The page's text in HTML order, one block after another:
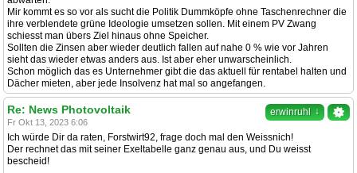
Mir kommt es so vor als sucht die Politik Dummköpfe ohne Taschenrechner die
ihre verblendete grüne Ideologie umsetzen sollen. Mit einem PV Zwang
schiesst man übers Ziel hinaus ohne Speicher.
Sollten die Zinsen aber wieder deutlich fallen auf nahe 0 % wie vor Jahren
sieht das wieder etwas anders aus. Ist aber eher unwarscheinlich.
Schon möglich das es Unternehmer gibt die das aktuell für rentabel halten und
Dächer mieten, aber jede Insolvenz hat mal so angefangen.
erwinruhl ↓
Re: News Photovoltaik
Fr Okt 13, 2023 6:06
Ich würde Dir da raten, Forstwirt92, frage doch mal den Weissnich!
Der rechnet das mit seiner Exeltabelle ganz genau aus, und Du weisst
bescheid!